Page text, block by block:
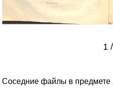
1
Соседние файлы в предмете